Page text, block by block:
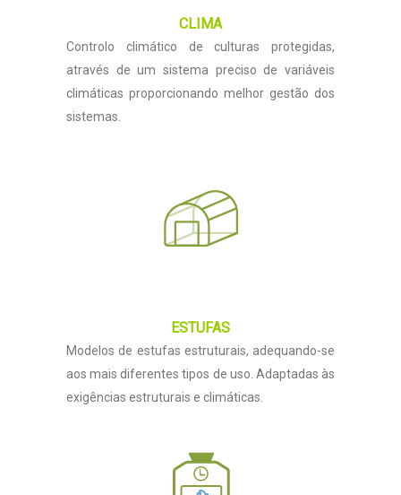
CLIMA
Controlo climático de culturas protegidas,
através de um sistema preciso de variáveis
climáticas proporcionando melhor gestão dos
sistemas.
ESTUFAS
Modelos de estufas estruturais, adequando-se
aos mais diferentes tipos de uso. Adaptadas às
exigências estruturais e climáticas.